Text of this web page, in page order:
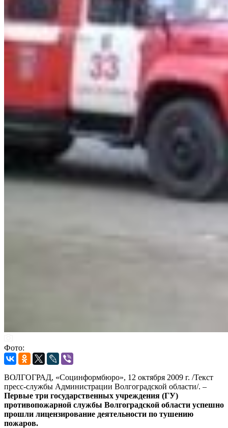
Фото:
ВОЛГОГРАД, «Социнформбюро», 12 октября 2009 г. /Текст
пресс-службы Администрации Волгоградской области/. –
Первые три государственных учреждения (ГУ)
противопожарной службы Волгоградской области успешно
прошли лицензирование деятельности по тушению
пожаров.